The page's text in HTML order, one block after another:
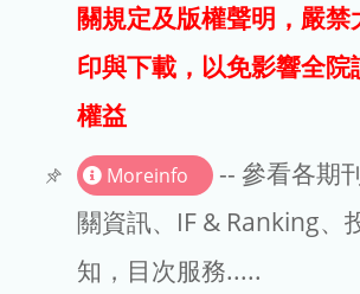
試用
文章處理費
EndNote
關規定及版權聲明，嚴禁
印與下載，以免影響全院
權益
Moreinfo
-- 參看各期
關資訊、IF & Ranking、
知，目次服務.....